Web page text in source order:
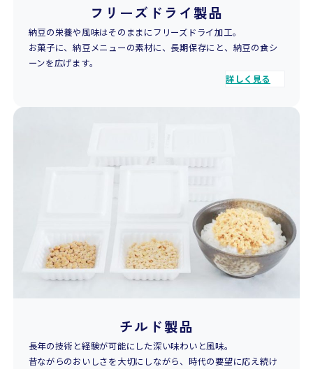
フリーズドライ製品
納豆の栄養や風味はそのままにフリーズドライ加工。
お菓子に、納豆メニューの素材に、長期保存にと、納豆の食シ
ーンを広げます。
詳しく見る
チルド製品
長年の技術と経験が可能にした深い味わいと風味。
昔ながらのおいしさを大切にしながら、時代の要望に応え続け